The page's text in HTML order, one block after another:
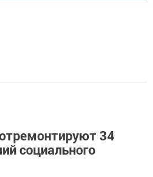
34
социального